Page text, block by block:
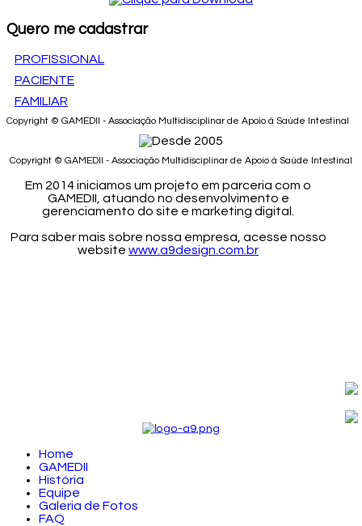
Quero me cadastrar
PROFISSIONAL
PACIENTE
FAMILIAR
Copyright © GAMEDII - Associação Multidisciplinar de Apoio à Saúde Intestinal
Copyright © GAMEDII - Associação Multidisciplinar de Apoio à Saúde Intestinal
Em 2014 iniciamos um projeto em parceria com o
GAMEDII, atuando no desenvolvimento e
gerenciamento do site e marketing digital.
Para saber mais sobre nossa empresa, acesse nosso
website www.a9design.com.br
Home
GAMEDII
História
Equipe
Galeria de Fotos
FAQ